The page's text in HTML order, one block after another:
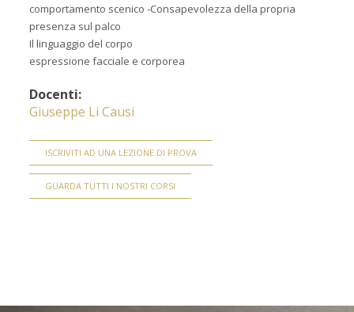
comportamento scenico -Consapevolezza della propria
presenza sul palco
Il linguaggio del corpo
espressione facciale e corporea
Docenti:
Giuseppe Li Causi
ISCRIVITI AD UNA LEZIONE DI PROVA
GUARDA TUTTI I NOSTRI CORSI